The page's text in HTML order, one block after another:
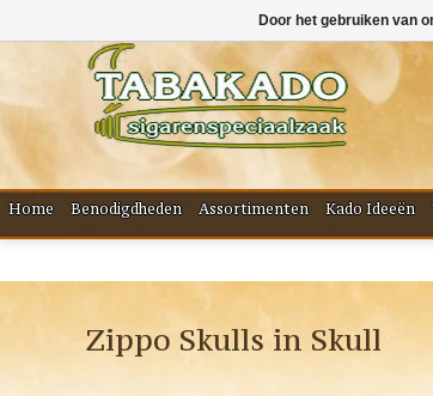
Home Benodigdheden Assortimenten Kado Ideeën
Zippo Skulls in Skull
Door het gebruiken van